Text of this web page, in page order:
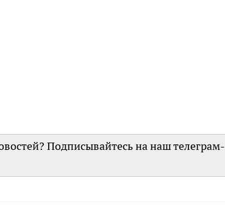
Подписывайтесь на наш телеграм-